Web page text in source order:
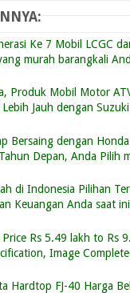
Ke 7 Mobil LCGC
murah barangkali
Produk Mobil Motor
Jauh dengan Suzuki
Bersaing dengan Honda
Depan, Anda Pilih
di Indonesia Pilihan
Keuangan Anda saat
Rs 5.49 lakh to Rs
Image
Hardtop FJ-40 Harga